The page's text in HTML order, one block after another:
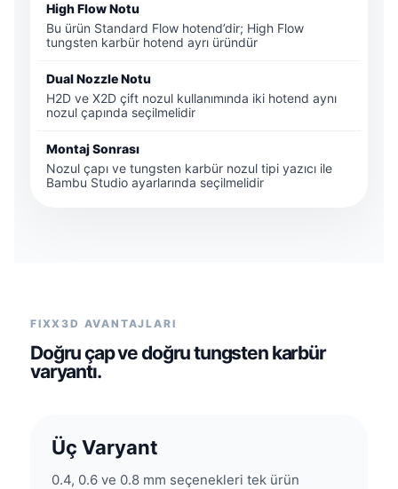
High Flow Notu
Bu ürün Standard Flow hotend’dir; High Flow
tungsten karbür hotend ayrı üründür
Dual Nozzle Notu
H2D ve X2D çift nozul kullanımında iki hotend aynı
nozul çapında seçilmelidir
Montaj Sonrası
Nozul çapı ve tungsten karbür nozul tipi yazıcı ile
Bambu Studio ayarlarında seçilmelidir
FIXX3D AVANTAJLARI
Doğru çap ve doğru tungsten karbür
varyantı.
Üç Varyant
0.4, 0.6 ve 0.8 mm seçenekleri tek ürün